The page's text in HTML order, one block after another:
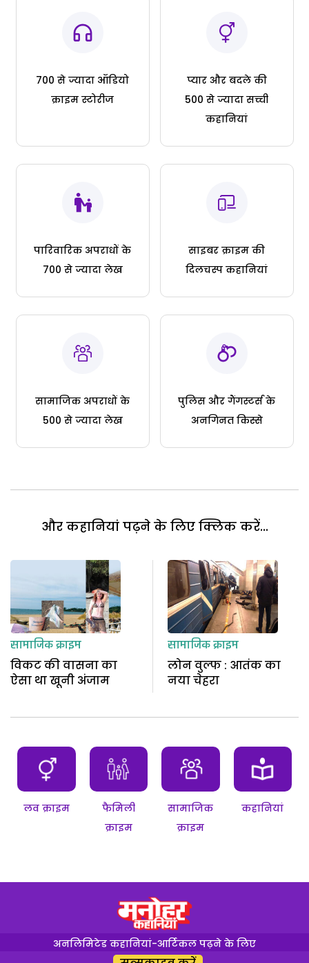
700 से ज्यादा ऑडियो
क्राइम स्टोरीज
प्यार और बदले की
500 से ज्यादा सच्ची
कहानियां
पारिवारिक अपराधों के
700 से ज्यादा लेख
साइबर क्राइम की
दिलचस्प कहानियां
सामाजिक अपराधों के
500 से ज्यादा लेख
पुलिस और गैंगस्टर्स के
अनगिनत किस्से
और कहानियां पढ़ने के लिए क्लिक करें...
सामाजिक क्राइम
विकट की वासना का
ऐसा था खूनी अंजाम
सामाजिक क्राइम
लोन वुल्फ : आतंक का
नया चेहरा
लव क्राइम
फैमिली
क्राइम
सामाजिक
क्राइम
कहानियां
अनलिमिटेड कहानियां-आर्टिकल पढ़ने के लिए